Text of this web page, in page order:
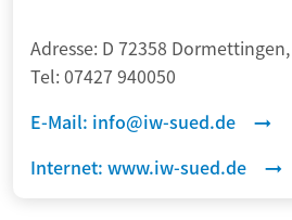
Adresse: D 72358
Tel: 07427 940050
E-Mail: info@iw-sued.de
Internet: www.iw-sued.de